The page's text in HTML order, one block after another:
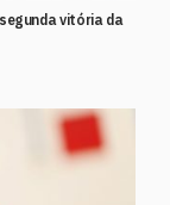
vitória da